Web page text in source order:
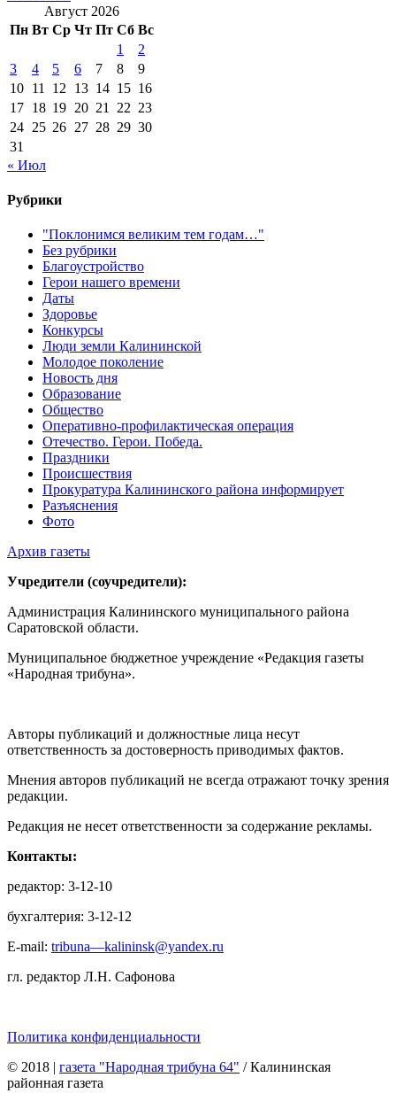
Август 2026
Пн Вт Ср Чт Пт Сб Вс
1
2
3
4 5 6 7 8
9
10 11 12 13 14 15 16
17 18 19 20 21 22 23
24 25 26 27 28 29 30
31
« Июл
Рубрики
"Поклонимся великим тем годам…"
Без рубрики
Благоустройство
Герои нашего времени
Даты
Здоровье
Конкурсы
Люди земли Калининской
Молодое поколение
Новость дня
Образование
Общество
Оперативно-профилактическая операция
Отечество. Герои. Победа.
Праздники
Происшествия
Прокуратура Калининского района информирует
Разъяснения
Фото
Архив газеты
Учредители (соучредители):
Администрация Калининского муниципального района
Саратовской области.
Муниципальное бюджетное учреждение «Редакция газеты
«Народная трибуна».
Авторы публикаций и должностные лица несут
ответственность за достоверность приводимых фактов.
Мнения авторов публикаций не всегда отражают точку зрения
редакции.
Редакция не несет ответственности за содержание рекламы.
Контакты:
редактор: 3-12-10
бухгалтерия: 3-12-12
E-mail: tribuna—kalininsk@yandex.ru
гл. редактор Л.Н. Сафонова
Политика конфиденциальности
© 2018 | газета "Народная трибуна 64" / Калининская
районная газета